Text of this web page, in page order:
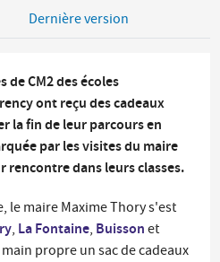
Dernière version
de CM2 des écoles
ont reçu des cadeaux
la fin de leur parcours en
par les visites du maire
rencontre dans leurs classes.
le maire Maxime Thory s'est
, La Fontaine, Buisson et
propre un sac de cadeaux